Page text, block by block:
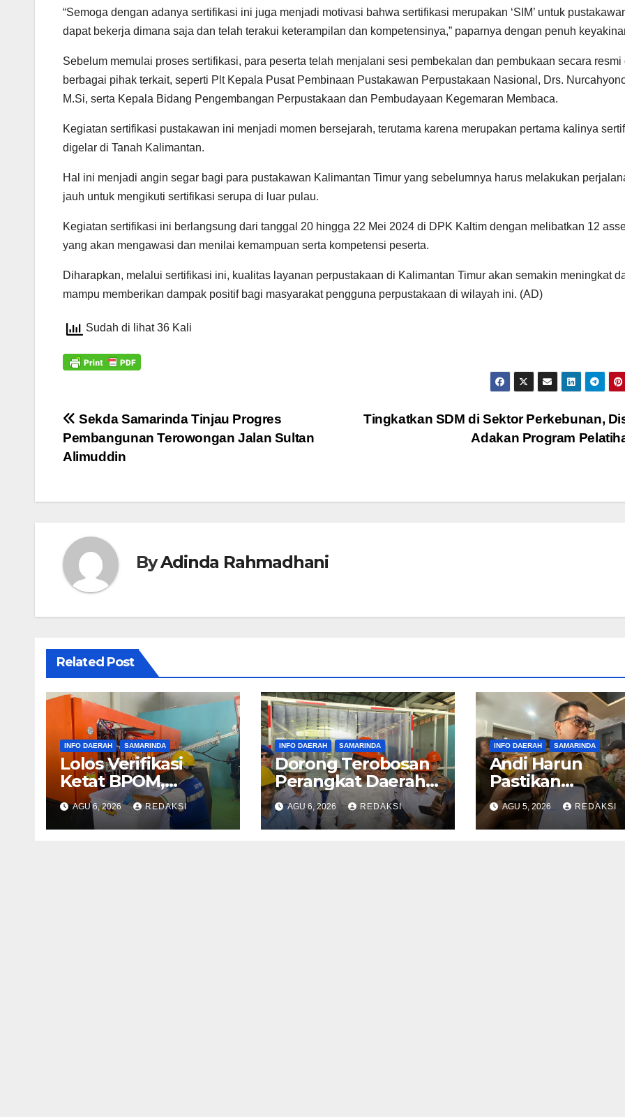
“Semoga dengan adanya sertifikasi ini juga menjadi motivasi bahwa sertifikasi merupakan ‘SIM’ untuk
dapat bekerja dimana saja dan telah terakui keterampilan dan kompetensinya,” paparnya dengan penuh
Sebelum memulai proses sertifikasi, para peserta telah menjalani sesi pembekalan dan pembukaan secara resmi
berbagai pihak terkait, seperti Plt Kepala Pusat Pembinaan Pustakawan Perpustakaan Nasional, Drs.
M.Si, serta Kepala Bidang Pengembangan Perpustakaan dan Pembudayaan Kegemaran Membaca.
Kegiatan sertifikasi pustakawan ini menjadi momen bersejarah, terutama karena merupakan pertama kalinya
digelar di Tanah Kalimantan.
Hal ini menjadi angin segar bagi para pustakawan Kalimantan Timur yang sebelumnya harus melakukan
jauh untuk mengikuti sertifikasi serupa di luar pulau.
Kegiatan sertifikasi ini berlangsung dari tanggal 20 hingga 22 Mei 2024 di DPK Kaltim dengan melibatkan 12
yang akan mengawasi dan menilai kemampuan serta kompetensi peserta.
Diharapkan, melalui sertifikasi ini, kualitas layanan perpustakaan di Kalimantan Timur akan semakin meningkat
mampu memberikan dampak positif bagi masyarakat pengguna perpustakaan di wilayah ini. (AD)
Sudah di lihat 36 Kali
Navigasi
pos
Tingkatkan SDM di Sektor Perkebunan,
Adakan Program
Sekda Samarinda Tinjau Progres
Pembangunan Terowongan Jalan Sultan
Alimuddin
ByAdinda Rahmadhani
Related Post
INFO DAERAH SAMARINDA
Lolos Verifikasi
Ketat BPOM,
Pemkot Samarinda
Pastikan SAMAQUA
Siap Bersaing Sehat
AGU 6, 2026 REDAKSI
INFO DAERAH SAMARINDA
Dorong Terobosan
Perangkat Daerah,
Andi Harun
Apresiasi
Pembangunan TPI
AGU 6, 2026 REDAKSI
INFO DAERAH SAMARINDA
Andi Harun
Pastikan
Pembayaran
Pemkot
Berjalan
AGU 5, 2026 REDAKSI